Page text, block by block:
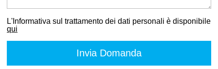
L'Informativa sul trattamento dei dati personali è disponibile
qui